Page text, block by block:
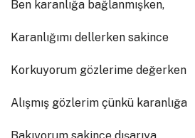
Ben karanlığa bağlanmışken,
Karanlığımı dellerken sakince
Korkuyorum gözlerime değerken
Alışmış gözlerim çünkü karanlığa